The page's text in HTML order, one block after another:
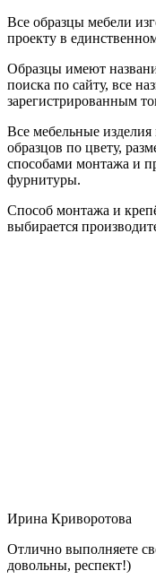
Все образцы мебели
проекту в
Образцы имеют
поиска по сайту, все
зарегистрированным
Все мебельные изделия
образцов по цвету,
способами монтажа и
фурнитуры.
Способ монтажа и
выбирается
Ирина Криворотова
Отлично выполняете
довольны, респект!)